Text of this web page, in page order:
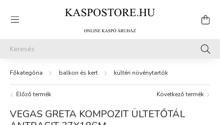
balkon és kert kültéri növénytartók
Előző termék Következő termék
VEGAS GRETA KOMPOZIT ÜLTETŐTÁL